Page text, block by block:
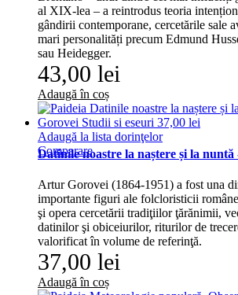
al XIX-lea – a reintrodus teoria
gândirii contemporane, cercetările sale
mari personalități precum Edmund
sau Heidegger.
43,00 lei
Adaugă în coș
Adaugă la lista dorinţelor
Comparare
Datinile noastre la naștere și la nuntă
Artur Gorovei (1864-1951) a fost una
importante figuri ale folcloristicii
şi opera cercetării tradiţiilor ţărănimii,
datinilor şi obiceiurilor, riturilor de
valorificat în volume de referinţă.
37,00 lei
Adaugă în coș